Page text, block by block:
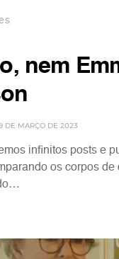
nem
DE MARÇO DE 2023
infinitos posts e
os corpos de